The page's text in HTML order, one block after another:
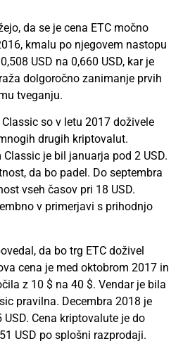
da se je cena ETC močno
kmalu po njegovem nastopu
USD na 0,660 USD, kar je
dolgoročno zanimanje prvih
tveganju.
so v letu 2017 doživele
drugih kriptovalut.
je bil januarja pod 2 USD.
da bo padel. Do septembra
vseh časov pri 18 USD.
v primerjavi s prihodnjo
da bo trg ETC doživel
cena je med oktobrom 2017 in
z 10 $ na 40 $. Vendar je bila
pravilna. Decembra 2018 je
Cena kriptovalute je do
USD po splošni razprodaji.